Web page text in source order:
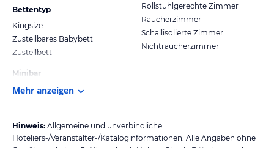
Bettentyp
Kingsize
Zustellbares Babybett
Zustellbett
Minibar
Rollstuhlgerechte Zimmer
Raucherzimmer
Schallisolierte Zimmer
Nichtraucherzimmer
Mehr anzeigen
Hinweis: Allgemeine und unverbindliche
Hoteliers-/Veranstalter-/Kataloginformationen. Alle Angaben ohne